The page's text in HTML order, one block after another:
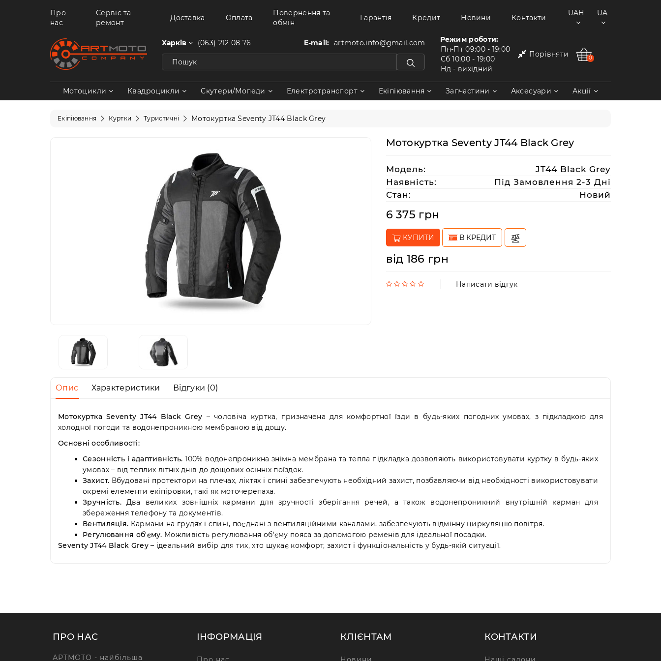
Про
нас
Сервіс та
ремонт
Доставка Оплата
Повернення та
обмін
Гарантія Кредит Новини Контакти
UAH UA
Харків (063) 212 08 76 E-mail: artmoto.info@gmail.com
Режим роботи:
Пн-Пт 09:00 - 19:00
Сб 10:00 - 19:00
Нд - вихідний
Порівняти 0
Мотоцикли Квадроцикли Скутери/Мопеди Електротранспорт Екіпіювання Запчастини Аксесуари Акції
Екіпіювання Куртки Туристичні Мотокуртка Seventy JT44 Black Grey
Мотокуртка Seventy JT44 Black Grey
Модель:
JT44 Black Grey
Наявність:
Під Замовлення 2-3 Дні
Стан:
Новий
6 375 грн
КУПИТИ В КРЕДИТ
від 186 грн
Написати відгук
Опис Характеристики Відгуки (0)
Мотокуртка Seventy JT44 Black Grey – чоловіча куртка, призначена для комфортної їзди в будь-яких погодних умовах, з підкладкою для
холодної погоди та водонепроникною мембраною від дощу.
Основні особливості:
Сезонність і адаптивність. 100% водонепроникна знімна мембрана та тепла підкладка дозволяють використовувати куртку в будь-яких
умовах – від теплих літніх днів до дощових осінніх поїздок.
Захист. Вбудовані протектори на плечах, ліктях і спині забезпечують необхідний захист, позбавляючи від необхідності використовувати
окремі елементи екіпіровки, такі як моточерепаха.
Зручність. Два великих зовнішніх кармани для зручності зберігання речей, а також водонепроникний внутрішній карман для
збереження телефону та документів.
Вентиляція. Кармани на грудях і спині, поєднані з вентиляційними каналами, забезпечують відмінну циркуляцію повітря.
Регулювання об'єму. Можливість регулювання об'єму пояса за допомогою ременів для ідеальної посадки.
Seventy JT44 Black Grey– ідеальний вибір для тих, хто шукає комфорт, захист і функціональність у будь-якій ситуації.
ПРО НАС
АРТМОТО - найбільша
ІНФОРМАЦІЯ КЛІЄНТАМ КОНТАКТИ